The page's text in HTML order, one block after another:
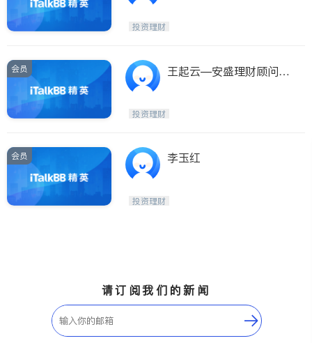
投资理财
会员
王起云—安盛理财顾问公
投资理财
会员 李玉红
投资理财
请订阅我们的新闻